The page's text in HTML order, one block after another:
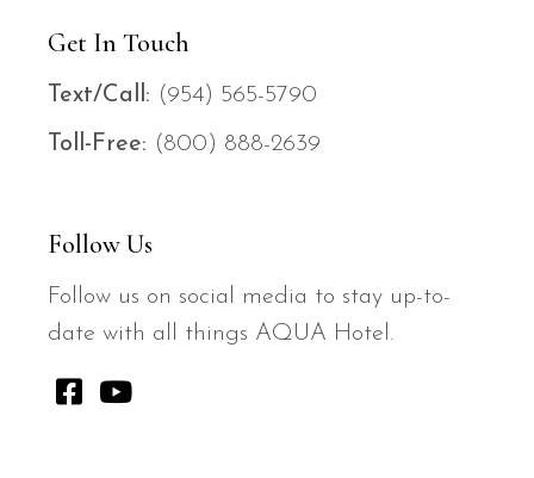
Get In Touch
Text/Call: (954) 565-5790
Toll-Free: (800) 888-2639
Follow Us
Follow us on social media to stay up-to-
date with all things AQUA Hotel.